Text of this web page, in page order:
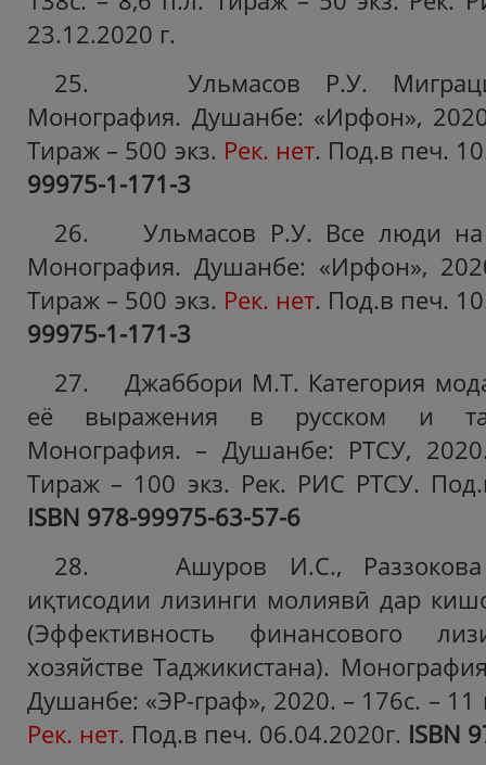
23.12.2020 г.
25. Ульмасов Р.У.
Монография. Душанбе: «Ирфон»,
Тираж – 500 экз. Рек. нет. Под.в печ.
99975-1-171-3
26. Ульмасов Р.У. Все люди на
Монография. Душанбе: «Ирфон»,
Тираж – 500 экз. Рек. нет. Под.в печ.
99975-1-171-3
27. Джаббори М.Т. Категория
её выражения в русском и
Монография. – Душанбе: РТСУ,
Тираж – 100 экз. Рек. РИС РТСУ.
ISBN 978-99975-63-57-6
28. Ашуров И.С., Раззокова
иқтисодии лизинги молиявӣ дар
(Эффективность финансового
хозяйстве Таджикистана).
Душанбе: «ЭР-граф», 2020. – 176с. –
Рек. нет. Под.в печ. 06.04.2020г. ISBN